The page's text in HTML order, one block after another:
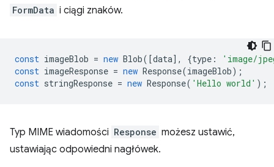
FormData i ciągi znaków.
const imageBlob = new Blob([data], {type :
'image/
const imageResponse = new Response(imageBlob);
const stringResponse = new Response( 'Hello world' );
Typ MIME wiadomości Response możesz ustawić,
ustawiając odpowiedni nagłówek.